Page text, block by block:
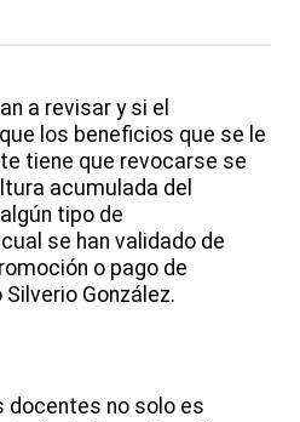
a revisar y si el
los beneficios que se le
tiene que revocarse se
acumulada del
tipo de
se han validado de
o pago de
González.
docentes no solo es